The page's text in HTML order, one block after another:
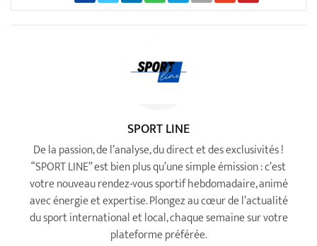
SPORT LINE
De la passion, de l’analyse, du direct et des exclusivités !
“SPORT LINE” est bien plus qu’une simple émission : c’est
votre nouveau rendez-vous sportif hebdomadaire, animé
avec énergie et expertise. Plongez au cœur de l’actualité
du sport international et local, chaque semaine sur votre
plateforme préférée.